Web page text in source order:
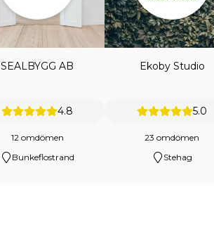
SEALBYGG AB
4.8
12 omdömen
Bunkeflostrand
Ekoby Studio
5.0
23 omdömen
Stehag